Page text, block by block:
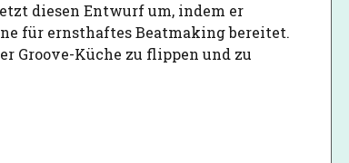
diesen Entwurf um, indem er
für ernsthaftes Beatmaking bereitet.
Groove-Küche zu flippen und zu